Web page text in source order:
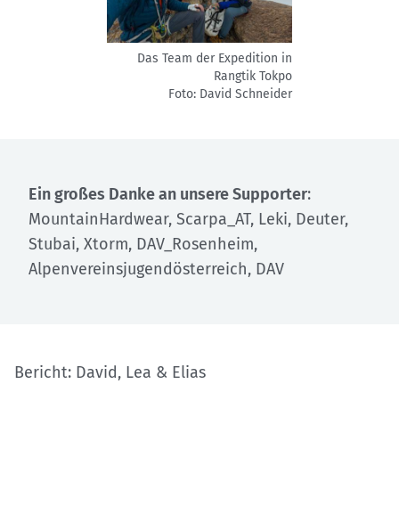
Das Team der Expedition in
Rangtik Tokpo
Foto: David Schneider
Ein großes Danke an unsere Supporter:
MountainHardwear, Scarpa_AT, Leki, Deuter,
Stubai, Xtorm, DAV_Rosenheim,
Alpenvereinsjugendösterreich, DAV
Bericht: David, Lea & Elias